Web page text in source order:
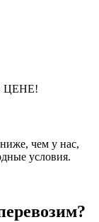
ЦЕНЕ!
чем у нас,
условия.